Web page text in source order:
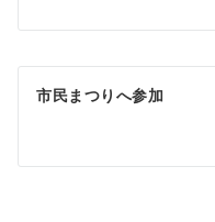
ビ
ゲ
シ
市民まつりへ参加